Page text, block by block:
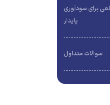
برای سودآوری
پایدار
سوالات متداول